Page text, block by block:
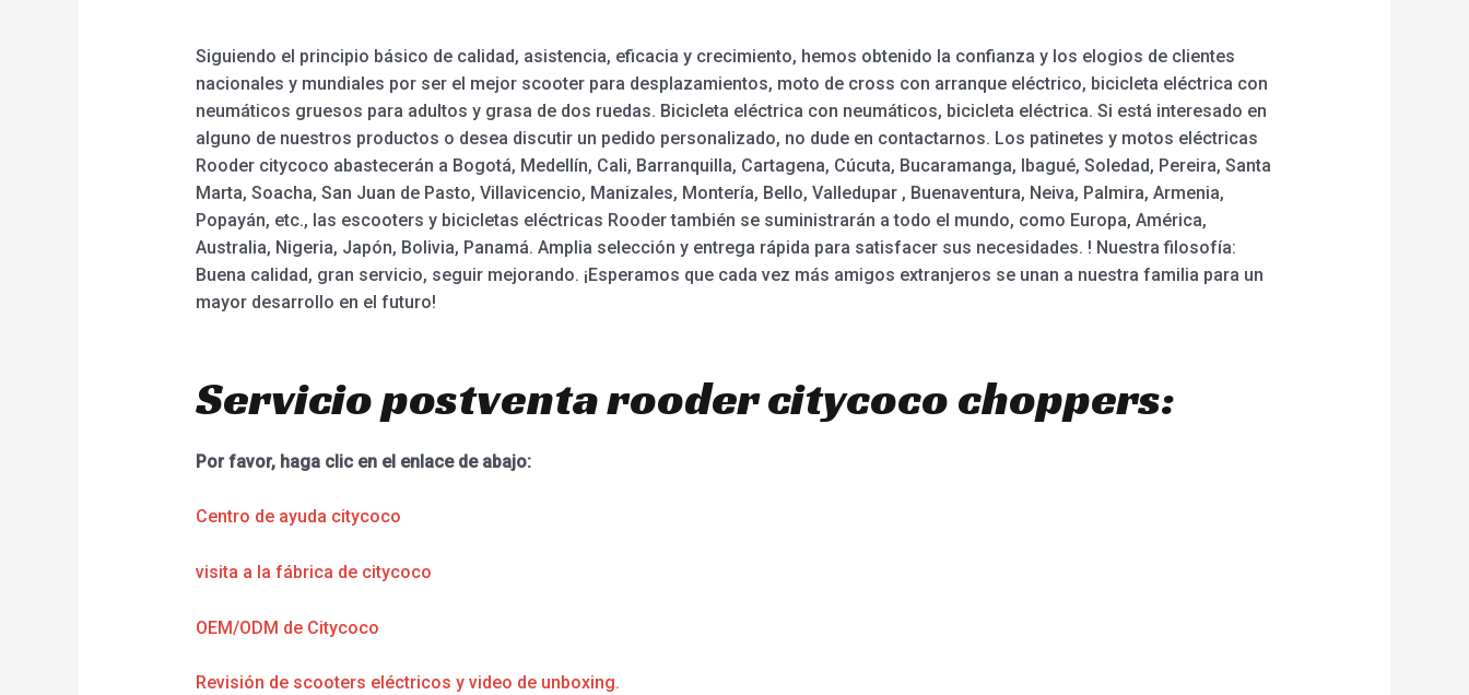
Siguiendo el principio básico de calidad, asistencia, eficacia y crecimiento, hemos obtenido la confianza y los elogios de clientes
nacionales y mundiales por ser el mejor scooter para desplazamientos, moto de cross con arranque eléctrico, bicicleta eléctrica con
neumáticos gruesos para adultos y grasa de dos ruedas. Bicicleta eléctrica con neumáticos, bicicleta eléctrica. Si está interesado en
alguno de nuestros productos o desea discutir un pedido personalizado, no dude en contactarnos. Los patinetes y motos eléctricas
Rooder citycoco abastecerán a Bogotá, Medellín, Cali, Barranquilla, Cartagena, Cúcuta, Bucaramanga, Ibagué, Soledad, Pereira, Santa
Marta, Soacha, San Juan de Pasto, Villavicencio, Manizales, Montería, Bello, Valledupar , Buenaventura, Neiva, Palmira, Armenia,
Popayán, etc., las escooters y bicicletas eléctricas Rooder también se suministrarán a todo el mundo, como Europa, América,
Australia, Nigeria, Japón, Bolivia, Panamá. Amplia selección y entrega rápida para satisfacer sus necesidades. ! Nuestra filosofía:
Buena calidad, gran servicio, seguir mejorando. ¡Esperamos que cada vez más amigos extranjeros se unan a nuestra familia para un
mayor desarrollo en el futuro!
Servicio postventa rooder citycoco choppers:
Por favor, haga clic en el enlace de abajo:
Centro de ayuda citycoco
visita a la fábrica de citycoco
OEM/ODM de Citycoco
Revisión de scooters eléctricos y video de unboxing.